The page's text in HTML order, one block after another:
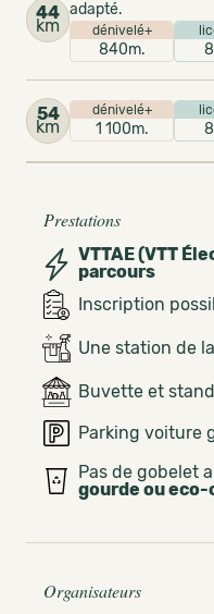
44
km
adapté.
dénivelé+
840m.
54
km
dénivelé+
1 100m.
Prestations
VTTAE (VTT
parcours
Inscription
Une station de
Buvette et
Parking voiture
Pas de gobelet
gourde ou eco-
Organisateurs